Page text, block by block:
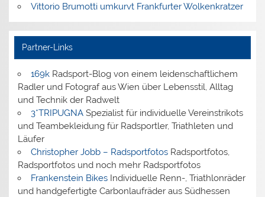
Vittorio Brumotti umkurvt Frankfurter Wolkenkratzer
Partner-Links
169kRadsport-Blog von einem leidenschaftlichem
Radler und Fotograf aus Wien über Lebensstil, Alltag
und Technik der Radwelt
3*TRIPUGNASpezialist für individuelle Vereinstrikots
und Teambekleidung für Radsportler, Triathleten und
Läufer
Christopher Jobb – RadsportfotosRadsportfotos,
Radsportfotos und noch mehr Radsportfotos
Frankenstein BikesIndividuelle Renn-, Triathlonräder
und handgefertigte Carbonlaufräder aus Südhessen